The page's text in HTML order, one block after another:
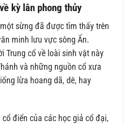
kỳ lân phong thủy
sừng đã được tìm thấy trên
minh lưu vực sông Ấn.
Trung cổ về loài sinh vật này
và những nguồn cổ xưa
lừa hoang dã, dê, hay
điển của các học giả cổ đại,